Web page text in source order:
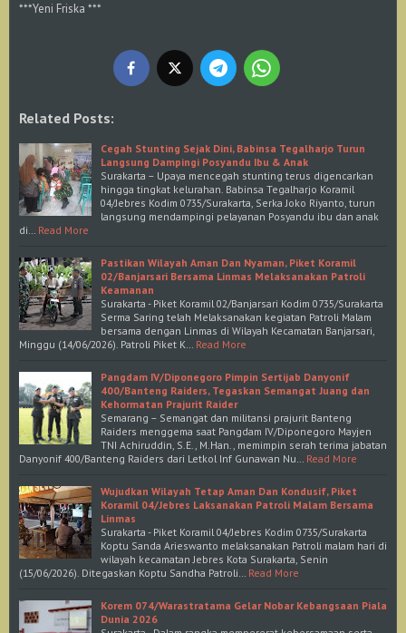
***Yeni Friska ***
Related Posts:
Cegah Stunting Sejak Dini, Babinsa Tegalharjo Turun
Langsung Dampingi Posyandu Ibu & Anak
Surakarta – Upaya mencegah stunting terus digencarkan
hingga tingkat kelurahan. Babinsa Tegalharjo Koramil
04/Jebres Kodim 0735/Surakarta, Serka Joko Riyanto, turun
langsung mendampingi pelayanan Posyandu ibu dan anak
di… Read More
Pastikan Wilayah Aman Dan Nyaman, Piket Koramil
02/Banjarsari Bersama Linmas Melaksanakan Patroli
Keamanan
Surakarta - Piket Koramil 02/Banjarsari Kodim 0735/Surakarta
Serma Saring telah Melaksanakan kegiatan Patroli Malam
bersama dengan Linmas di Wilayah Kecamatan Banjarsari,
Minggu (14/06/2026). Patroli Piket K… Read More
Pangdam IV/Diponegoro Pimpin Sertijab Danyonif
400/Banteng Raiders, Tegaskan Semangat Juang dan
Kehormatan Prajurit Raider
Semarang – Semangat dan militansi prajurit Banteng
Raiders menggema saat Pangdam IV/Diponegoro Mayjen
TNI Achiruddin, S.E., M.Han., memimpin serah terima jabatan
Danyonif 400/Banteng Raiders dari Letkol Inf Gunawan Nu… Read More
Wujudkan Wilayah Tetap Aman Dan Kondusif, Piket
Koramil 04/Jebres Laksanakan Patroli Malam Bersama
Linmas
Surakarta - Piket Koramil 04/Jebres Kodim 0735/Surakarta
Koptu Sanda Arieswanto melaksanakan Patroli malam hari di
wilayah kecamatan Jebres Kota Surakarta, Senin
(15/06/2026). Ditegaskan Koptu Sandha Patroli… Read More
Korem 074/Warastratama Gelar Nobar Kebangsaan Piala
Dunia 2026